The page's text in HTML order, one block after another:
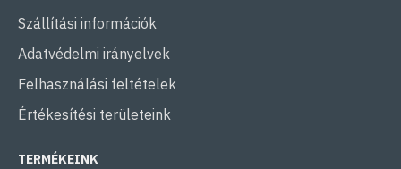
Szállítási információk
Adatvédelmi irányelvek
Felhasználási feltételek
Értékesítési területeink
TERMÉKEINK